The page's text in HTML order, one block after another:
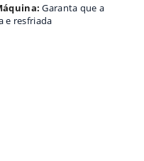
Garanta que a
e resfriada